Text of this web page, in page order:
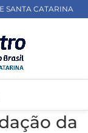
SANTA CATARINA
da